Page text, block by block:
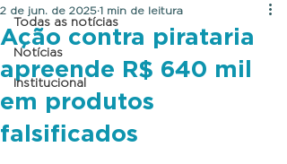
Todas as notícias
Notícias
Institucional
Ação contra pirataria
apreende R$ 640 mil
em produtos
falsificados
2 de jun. de 2025 1 min de leitura